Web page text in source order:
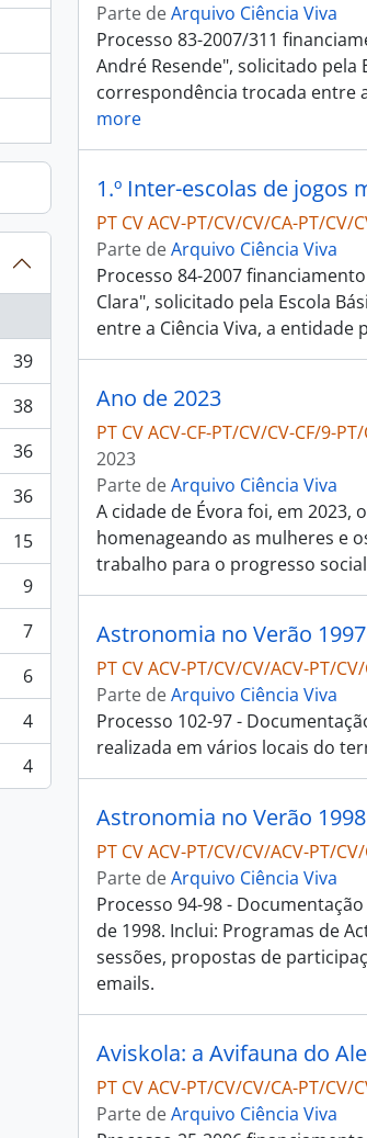
39
38
36
36
15
9
7
6
4
4
Parte deArquivo Ciência Viva
Processo 83-2007/311
André Resende", solicitado pela
correspondência trocada entre
more
1.º Inter-escolas de jogos
PT CV ACV-PT/CV/CV/CA-PT/
Parte deArquivo Ciência Viva
Processo 84-2007
Clara", solicitado pela Escola
entre a Ciência Viva, a entidade
Ano de 2023
PT CV ACV-CF-PT/CV/CV-CF/9-
2023
Parte deArquivo Ciência Viva
A cidade de Évora foi, em 2023,
homenageando as mulheres e
trabalho para o progresso
Astronomia no Verão 1997
PT CV ACV-PT/CV/CV/ACV-PT/
Parte deArquivo Ciência Viva
Processo 102-97 -
realizada em vários locais do
Astronomia no Verão 1998
PT CV ACV-PT/CV/CV/ACV-PT/
Parte deArquivo Ciência Viva
Processo 94-98 -
de 1998. Inclui: Programas de
sessões, propostas de
emails.
PT CV ACV-PT/CV/CV/CA-PT/
Parte deArquivo Ciência Viva